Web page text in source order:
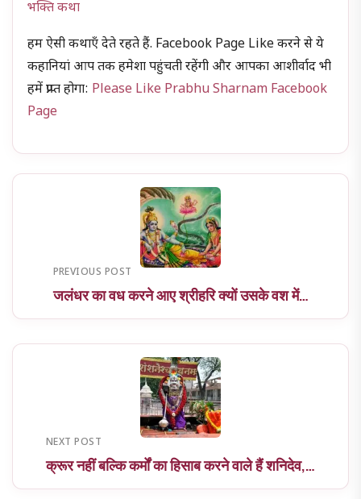
भक्ति कथा
हम ऐसी कथाएँ देते रहते हैं. Facebook Page Like करने से ये
कहानियां आप तक हमेशा पहुंचती रहेंगी और आपका आशीर्वाद भी
हमें प्राप्त होगा: Please Like Prabhu Sharnam Facebook
Page
PREVIOUS POST
जलंधर का वध करने आए श्रीहरि क्यों उसके वश में…
NEXT POST
क्रूर नहीं बल्कि कर्मों का हिसाब करने वाले हैं शनिदेव,…